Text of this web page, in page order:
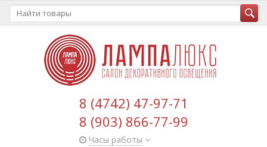
8 (4742) 47-97-71
8 (903) 866-77-99
Часы работы